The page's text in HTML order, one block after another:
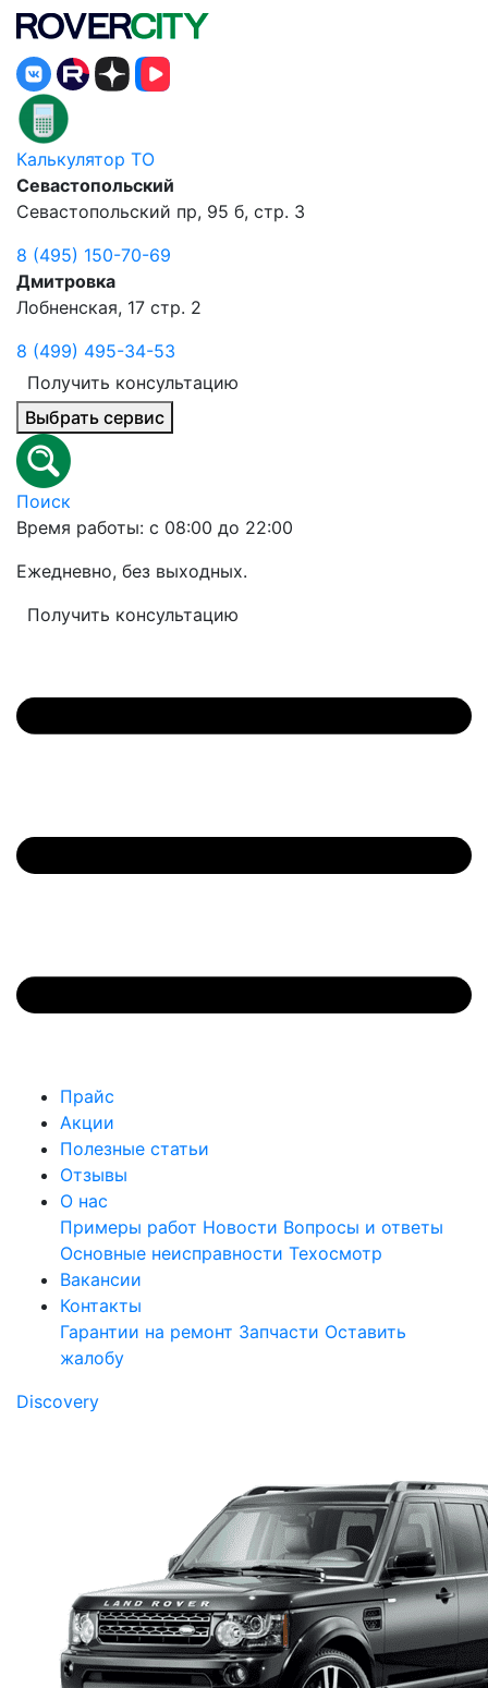
Калькулятор ТО
Севастопольский
Севастопольский пр, 95 б, стр. 3
8 (495) 150-70-69
Дмитровка
Лобненская, 17 стр. 2
8 (499) 495-34-53
Получить консультацию
Выбрать сервис
Поиск
Время работы: с 08:00 до 22:00
Ежедневно, без выходных.
Получить консультацию
Прайс
Акции
Полезные статьи
Отзывы
О нас
Примеры работ Новости Вопросы и ответы
Основные неисправности Техосмотр
Вакансии
Контакты
Гарантии на ремонт Запчасти Оставить
жалобу
Discovery